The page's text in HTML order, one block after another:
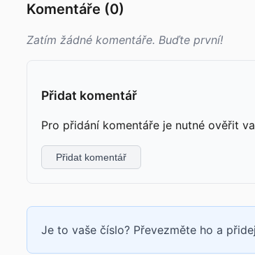
Komentáře (0)
Zatím žádné komentáře. Buďte první!
Přidat komentář
Pro přidání komentáře je nutné ověřit
Přidat komentář
Je to vaše číslo? Převezměte ho a